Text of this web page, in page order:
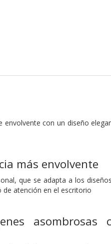
con un diseño
más envolvente
que se adapta a los
atención en el escritorio
asombrosas